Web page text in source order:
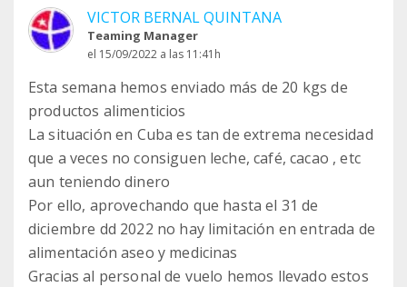
VICTOR BERNAL QUINTANA
Teaming Manager
el 15/09/2022 a las 11:41h
Esta semana hemos enviado más de 20 kgs de
productos alimenticios
La situación en Cuba es tan de extrema necesidad
que a veces no consiguen leche, café, cacao , etc
aun teniendo dinero
Por ello, aprovechando que hasta el 31 de
diciembre dd 2022 no hay limitación en entrada de
alimentación aseo y medicinas
Gracias al personal de vuelo hemos llevado estos